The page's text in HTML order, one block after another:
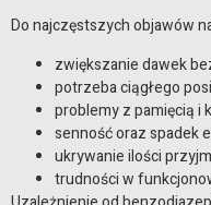
Do najczęstszych objawów
zwiększanie dawek
potrzeba ciągłego
problemy z pamięcią i
senność oraz spadek
ukrywanie ilości
trudności w